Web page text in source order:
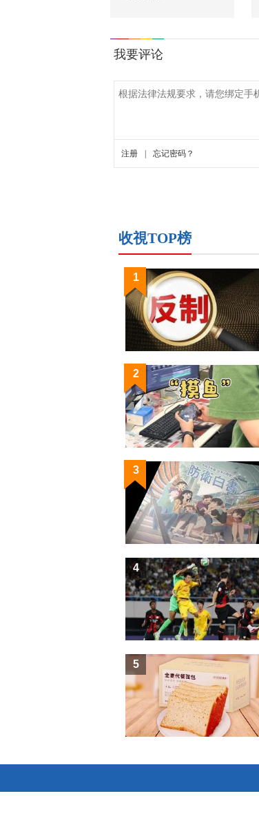
收視TOP榜
1
2
3
4
5